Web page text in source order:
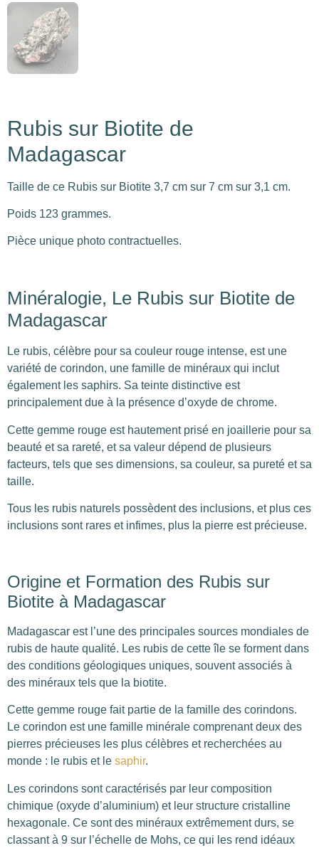
Rubis sur Biotite de
Madagascar
Taille de ce Rubis sur Biotite 3,7 cm sur 7 cm sur 3,1 cm.
Poids 123 grammes.
Pièce unique photo contractuelles.
Minéralogie, Le Rubis sur Biotite de
Madagascar
Le rubis, célèbre pour sa couleur rouge intense, est une
variété de corindon, une famille de minéraux qui inclut
également les saphirs. Sa teinte distinctive est
principalement due à la présence d’oxyde de chrome.
Cette gemme rouge est hautement prisé en joaillerie pour sa
beauté et sa rareté, et sa valeur dépend de plusieurs
facteurs, tels que ses dimensions, sa couleur, sa pureté et sa
taille.
Tous les rubis naturels possèdent des inclusions, et plus ces
inclusions sont rares et infimes, plus la pierre est précieuse.
Origine et Formation des Rubis sur
Biotite à Madagascar
Madagascar est l’une des principales sources mondiales de
rubis de haute qualité. Les rubis de cette île se forment dans
des conditions géologiques uniques, souvent associés à
des minéraux tels que la biotite.
Cette gemme rouge fait partie de la famille des corindons.
Le corindon est une famille minérale comprenant deux des
pierres précieuses les plus célèbres et recherchées au
monde : le rubis et le saphir.
Les corindons sont caractérisés par leur composition
chimique (oxyde d’aluminium) et leur structure cristalline
hexagonale. Ce sont des minéraux extrêmement durs, se
classant à 9 sur l’échelle de Mohs, ce qui les rend idéaux